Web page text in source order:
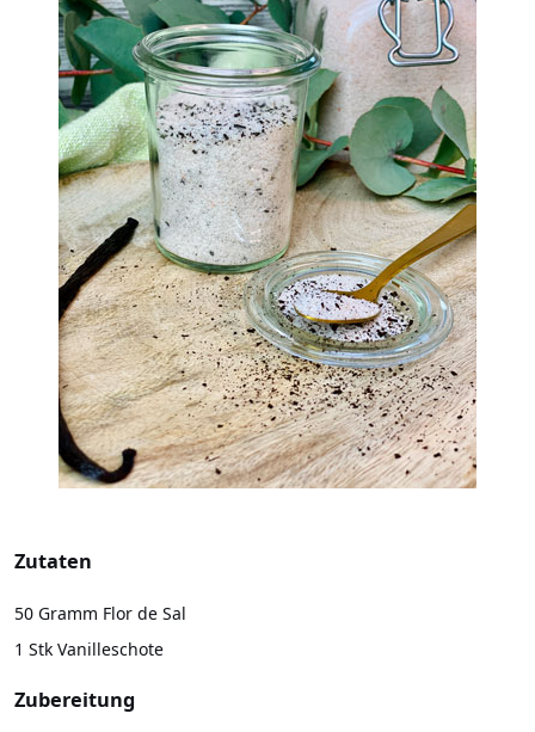
Zutaten
50 Gramm Flor de Sal
1 Stk Vanilleschote
Zubereitung